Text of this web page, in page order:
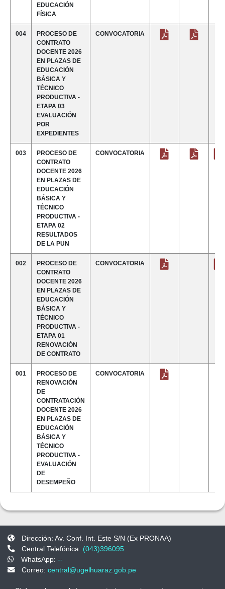
EDUCACIÓN
FÍSICA
004
PROCESO DE
CONTRATO
DOCENTE 2026
EN PLAZAS DE
EDUCACIÓN
BÁSICA Y
TÉCNICO
PRODUCTIVA -
ETAPA 03
EVALUACIÓN
POR
EXPEDIENTES
CONVOCATORIA
003
PROCESO DE
CONTRATO
DOCENTE 2026
EN PLAZAS DE
EDUCACIÓN
BÁSICA Y
TÉCNICO
PRODUCTIVA -
ETAPA 02
RESULTADOS
DE LA PUN
CONVOCATORIA
002
PROCESO DE
CONTRATO
DOCENTE 2026
EN PLAZAS DE
EDUCACIÓN
BÁSICA Y
TÉCNICO
PRODUCTIVA -
ETAPA 01
RENOVACIÓN
DE CONTRATO
CONVOCATORIA
001
PROCESO DE
RENOVACIÓN
DE
CONTRATACIÓN
DOCENTE 2026
EN PLAZAS DE
EDUCACIÓN
BÁSICA Y
TÉCNICO
PRODUCTIVA -
EVALUACIÓN
DE
DESEMPEÑO
CONVOCATORIA
Dirección: Av. Conf. Int. Este S/N (Ex PRONAA)
Central Telefónica: (043)396095
WhatsApp: --
Correo: central@ugelhuaraz.gob.pe